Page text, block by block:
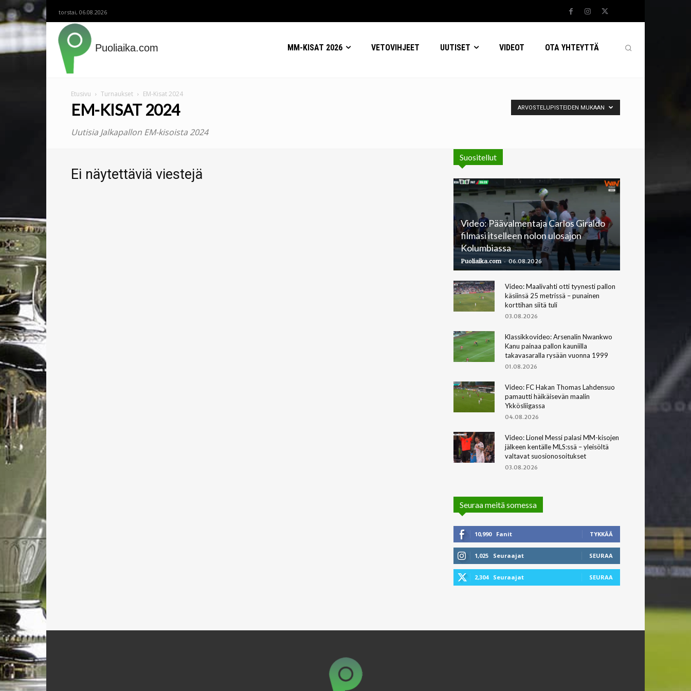
torstai, 06.08.2026
Puoliaika.com MM-KISAT 2026 VETOVIHJEET UUTISET VIDEOT OTA YHTEYTTÄ
Etusivu Turnaukset EM-Kisat 2024
EM-KISAT 2024
Uutisia Jalkapallon EM-kisoista 2024
ARVOSTELUPISTEIDEN MUKAAN
Ei näytettäviä viestejä
Suositellut
Video: Päävalmentaja Carlos Giraldo
filmasi itselleen nolon ulosajon
Kolumbiassa
Puoliaika.com - 06.08.2026
Video: Maalivahti otti tyynesti pallon
käsiinsä 25 metrissä – punainen
korttihan siitä tuli
03.08.2026
Klassikkovideo: Arsenalin Nwankwo
Kanu painaa pallon kauniilla
takavasaralla rysään vuonna 1999
01.08.2026
Video: FC Hakan Thomas Lahdensuo
pamautti häikäisevän maalin
Ykkösliigassa
04.08.2026
Video: Lionel Messi palasi MM-kisojen
jälkeen kentälle MLS:ssä – yleisöltä
valtavat suosionosoitukset
03.08.2026
Seuraa meitä somessa
10,990 Fanit TYKKÄÄ
1,025 Seuraajat SEURAA
2,304 Seuraajat SEURAA